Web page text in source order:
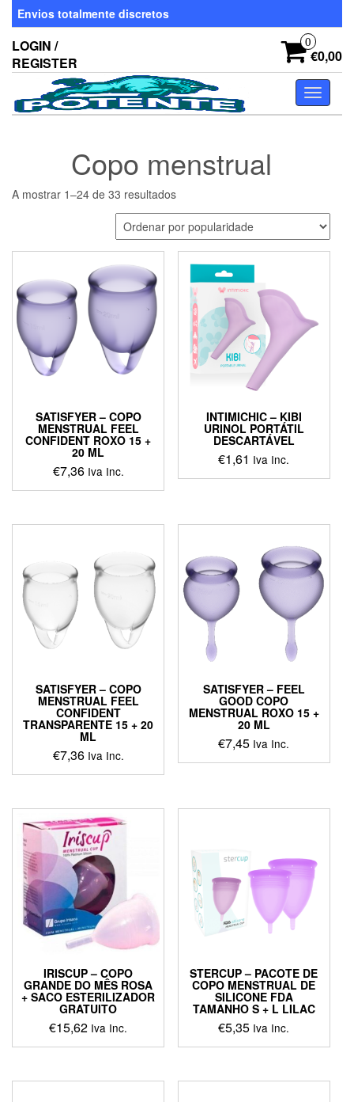
Skip
the
content
Envios totalmente discretos
LOGIN /
REGISTER
0
€0,00
Toggle
Copo menstrual
A mostrar 1–24 de 33 resultadosOrdenado
por
popularidade
SATISFYER – COPO
MENSTRUAL FEEL
CONFIDENT ROXO 15 +
20 ML
€7,36 Iva Inc.
INTIMICHIC – KIBI
URINOL PORTÁTIL
DESCARTÁVEL
€1,61 Iva Inc.
SATISFYER – COPO
MENSTRUAL FEEL
CONFIDENT
TRANSPARENTE 15 + 20
ML
€7,36 Iva Inc.
SATISFYER – FEEL
GOOD COPO
MENSTRUAL ROXO 15 +
20 ML
€7,45 Iva Inc.
IRISCUP – COPO
GRANDE DO MÊS ROSA
+ SACO ESTERILIZADOR
GRATUITO
€15,62 Iva Inc.
STERCUP – PACOTE DE
COPO MENSTRUAL DE
SILICONE FDA
TAMANHO S + L LILAC
€5,35 Iva Inc.